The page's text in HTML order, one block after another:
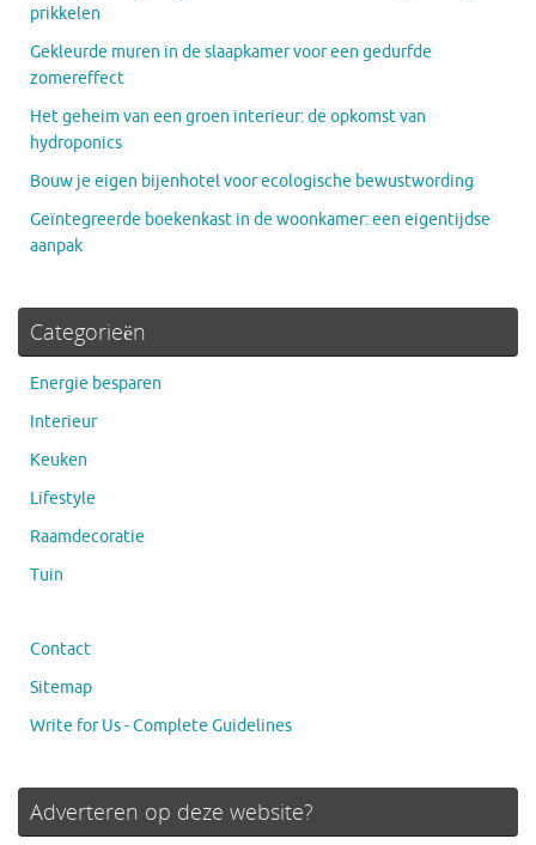
prikkelen
Gekleurde muren in de slaapkamer voor een gedurfde
zomereffect
Het geheim van een groen interieur: de opkomst van
hydroponics
Bouw je eigen bijenhotel voor ecologische bewustwording
Geïntegreerde boekenkast in de woonkamer: een eigentijdse
aanpak
Categorieën
Energie besparen
Interieur
Keuken
Lifestyle
Raamdecoratie
Tuin
Contact
Sitemap
Write for Us - Complete Guidelines
Adverteren op deze website?